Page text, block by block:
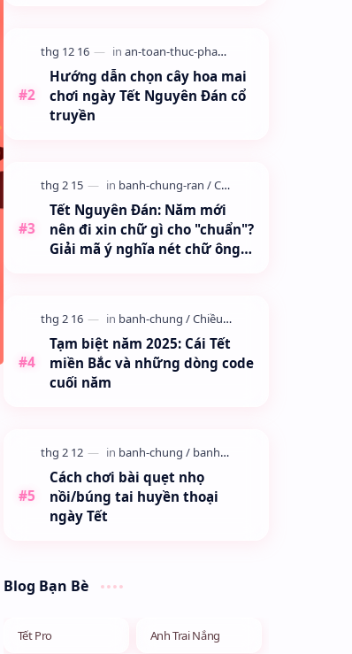
Hướng dẫn chọn cây hoa mai
chơi ngày Tết Nguyên Đán cổ
truyền
Tết Nguyên Đán: Năm mới
nên đi xin chữ gì cho "chuẩn"?
Giải mã ý nghĩa nét chữ ông
Tạm biệt năm 2025: Cái Tết
miền Bắc và những dòng code
cuối năm
Cách chơi bài quẹt nhọ
nồi/búng tai huyền thoại
ngày Tết
Blog Bạn Bè
Tết Pro Anh Trai Nắng